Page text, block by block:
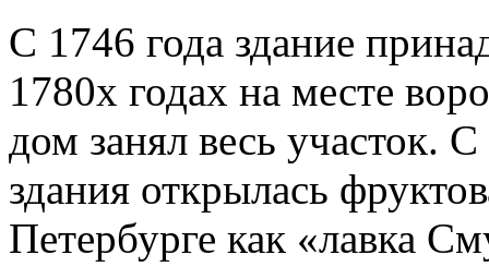
С 1746 года здание
1780х годах на месте
дом занял весь участок.
здания открылась
Петербурге как «лавка